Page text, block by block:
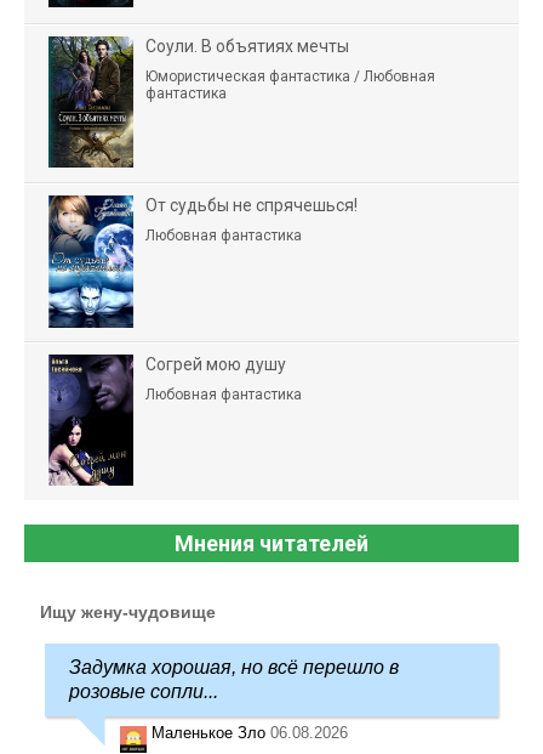
Соули. В объятиях мечты
Юмористическая фантастика / Любовная
фантастика
От судьбы не спрячешься!
Любовная фантастика
Согрей мою душу
Любовная фантастика
Мнения читателей
Ищу жену-чудовище
Задумка хорошая, но всё перешло в
розовые сопли...
Маленькое Зло 06.08.2026